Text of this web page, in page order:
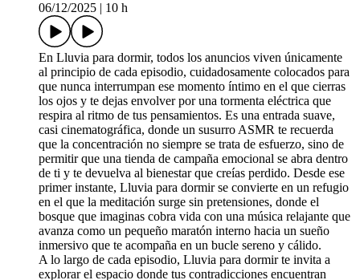
06/12/2025
10 h
En Lluvia para dormir, todos los anuncios viven únicamente
al principio de cada episodio, cuidadosamente colocados para
que nunca interrumpan ese momento íntimo en el que cierras
los ojos y te dejas envolver por una tormenta eléctrica que
respira al ritmo de tus pensamientos. Es una entrada suave,
casi cinematográfica, donde un susurro ASMR te recuerda
que la concentración no siempre se trata de esfuerzo, sino de
permitir que una tienda de campaña emocional se abra dentro
de ti y te devuelva al bienestar que creías perdido. Desde ese
primer instante, Lluvia para dormir se convierte en un refugio
en el que la meditación surge sin pretensiones, donde el
bosque que imaginas cobra vida con una música relajante que
avanza como un pequeño maratón interno hacia un sueño
inmersivo que te acompaña en un bucle sereno y cálido.
A lo largo de cada episodio, Lluvia para dormir te invita a
explorar el espacio donde tus contradicciones encuentran